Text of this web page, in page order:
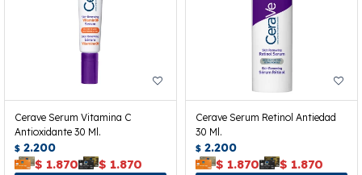
Cerave Serum Vitamina C
Antioxidante 30 Ml.
$ 2.200
$ 1.870 $ 1.870
Cerave Serum Retinol Antiedad
30 Ml.
$ 2.200
$ 1.870 $ 1.870